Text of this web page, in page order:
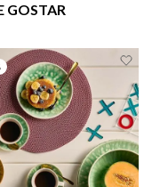
GOSTAR